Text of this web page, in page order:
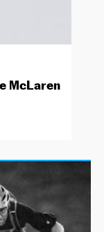
McLaren